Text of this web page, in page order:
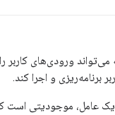
ورودی‌های کاربر را
برنامه‌ریزی و اجرا کند.
موجودیتی است که